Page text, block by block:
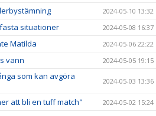
2024-05-10 13:32
situationer 2024-05-08 16:37
Matilda 2024-05-06 22:22
vann 2024-05-05 19:15
som kan avgöra
2024-05-03 13:36
att bli en tuff match" 2024-05-02 15:24